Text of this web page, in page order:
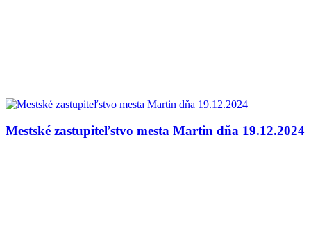
Mestské zastupiteľstvo mesta Martin dňa 19.12.2024